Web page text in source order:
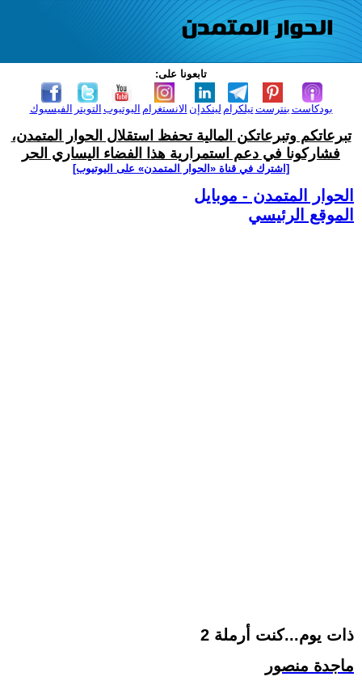
تابعونا على:
الفيسبوك التويتر اليوتيوب الانستغرام لينكدإن تيلكرامبنترست بودكاست
تبرعاتكم وتبرعاتكن المالية تحفظ استقلال الحوار المتمدن،
فشاركونا في دعم استمرارية هذا الفضاء اليساري الحر
[اشترك في قناة ‫«الحوار المتمدن» على اليوتيوب]
الحوار المتمدن - موبايل
الموقع الرئيسي
ذات يوم...كنت أرملة 2
ماجدة منصور